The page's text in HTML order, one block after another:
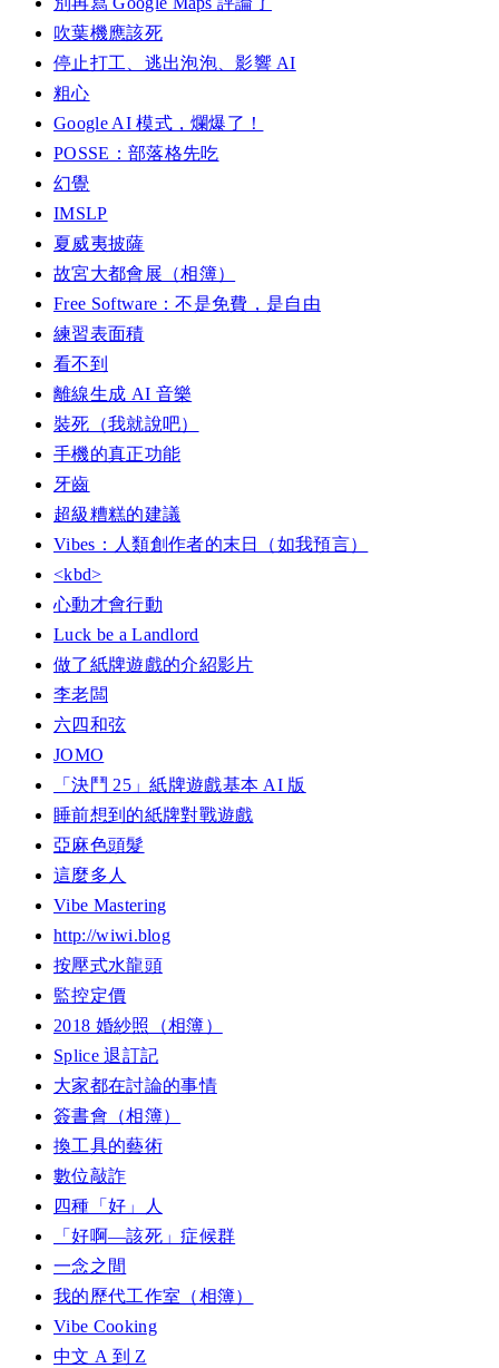
吹葉機應該死
停止打工、逃出泡泡、影響 AI
粗心
Google AI 模式，爛爆了！
POSSE：部落格先吃
幻覺
IMSLP
夏威夷披薩
故宮大都會展（相簿）
Free Software：不是免費，是自由
練習表面積
看不到
離線生成 AI 音樂
裝死（我就說吧）
手機的真正功能
牙齒
超級糟糕的建議
Vibes：人類創作者的末日（如我預言）
<kbd>
心動才會行動
Luck be a Landlord
做了紙牌遊戲的介紹影片
李老闆
六四和弦
JOMO
「決鬥 25」紙牌遊戲基本 AI 版
睡前想到的紙牌對戰遊戲
亞麻色頭髮
這麼多人
Vibe Mastering
http://wiwi.blog
按壓式水龍頭
監控定價
2018 婚紗照（相簿）
Splice 退訂記
大家都在討論的事情
簽書會（相簿）
換工具的藝術
數位敲詐
四種「好」人
「好啊—該死」症候群
一念之間
我的歷代工作室（相簿）
Vibe Cooking
中文 A 到 Z